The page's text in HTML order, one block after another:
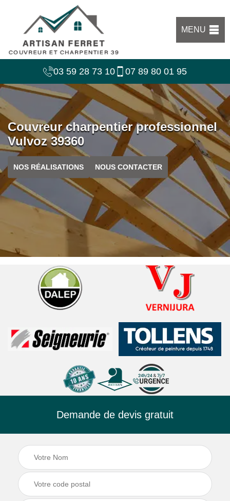
MENU
03 59 28 73 10 07 89 80 01 95
Couvreur charpentier professionnel
Vulvoz 39360
NOS RÉALISATIONS NOUS CONTACTER
Demande de devis gratuit